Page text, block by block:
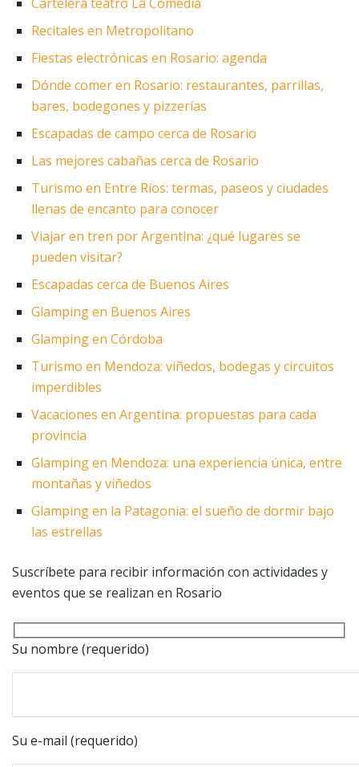
Recitales en Metropolitano
Fiestas electrónicas en Rosario: agenda
Dónde comer en Rosario: restaurantes, parrillas,
bares, bodegones y pizzerías
Escapadas de campo cerca de Rosario
Las mejores cabañas cerca de Rosario
Turismo en Entre Ríos: termas, paseos y ciudades
llenas de encanto para conocer
Viajar en tren por Argentina: ¿qué lugares se
pueden visitar?
Escapadas cerca de Buenos Aires
Glamping en Buenos Aires
Glamping en Córdoba
Turismo en Mendoza: viñedos, bodegas y circuitos
imperdibles
Vacaciones en Argentina: propuestas para cada
provincia
Glamping en Mendoza: una experiencia única, entre
montañas y viñedos
Glamping en la Patagonia: el sueño de dormir bajo
las estrellas
Suscríbete para recibir información con actividades y
eventos que se realizan en Rosario
Su nombre (requerido)
Su e-mail (requerido)